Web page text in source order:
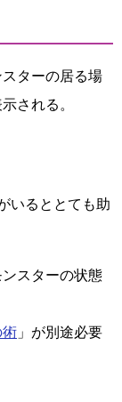
ターの居る場
される。
いるととても助
ンスターの状態
術 」が別途必要